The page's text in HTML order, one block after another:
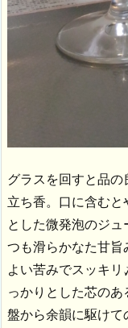
グラスを回すと品
立ち香。口に含む
とした微発泡のジ
つも滑らかなた甘
よい苦みでスッキ
っかりとした芯の
盤から余韻に駆けて